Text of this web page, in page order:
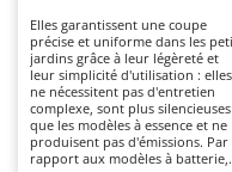
Butteurs pour
C
Chargeurs de
Charrues pour
Ausonia
Awelco
B
Baesso
Bahco
Elles garantissent une coupe
précise et uniforme dans les
jardins grâce à leur légèreté et
leur simplicité d'utilisation : elles
ne nécessitent pas d'entretien
complexe, sont plus silencieuses
que les modèles à essence et ne
produisent pas d'émissions. Par
rapport aux modèles à batterie,